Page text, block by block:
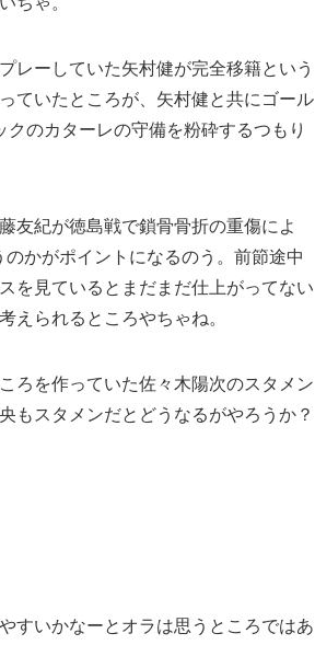
レーしていた矢村健が完全移籍という
ていたところが、矢村健と共にゴール
のカターレの守備を粉砕するつもり
友紀が徳島戦で鎖骨骨折の重傷によ
かがポイントになるのう。前節途中
を見ているとまだまだ仕上がってない
られるところやちゃね。
ろを作っていた佐々木陽次のスタメン
もスタメンだとどうなるがやろうか？
すいかなーとオラは思うところではあ